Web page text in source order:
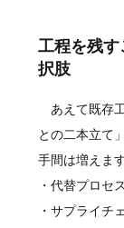
工程を残
択肢
あえて既存
との二本立て
手間は増えま
・代替プロセ
・サプライチ